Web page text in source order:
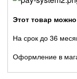
Этот товар
На срок до 36
Оформление в